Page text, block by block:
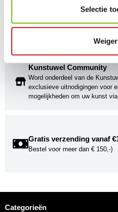
Selectie
Kunst voor iedereen
Onze Bronzen Beelden die
Kunstuwel Community
Word onderdeel van de
exclusieve uitnodigingen voor
mogelijkheden om uw kunst
Gratis verzending vanaf
Bestel voor meer dan € 150,-)
Categorieën